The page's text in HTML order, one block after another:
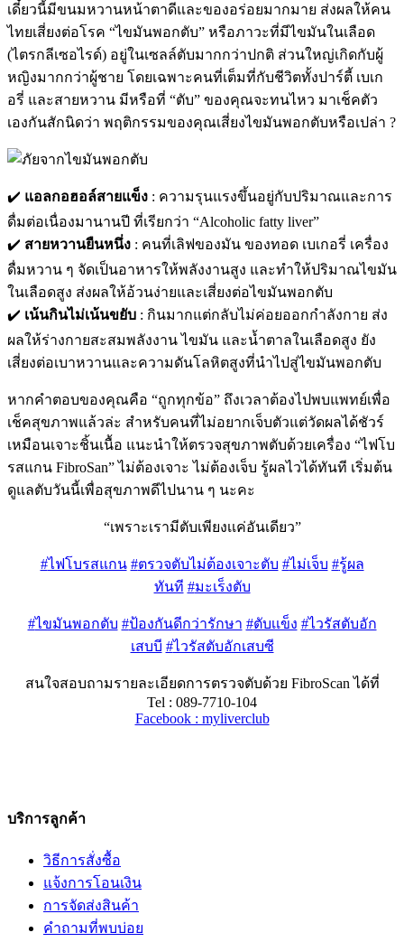
เดี๋ยวนี้มีขนมหวานหน้าตาดีและของอร่อยมากมาย ส่งผลให้คน
ไทยเสี่ยงต่อโรค “ไขมันพอกตับ” หรือภาวะที่มีไขมันในเลือด
(ไตรกลีเซอไรด์) อยู่ในเซลล์ตับมากกว่าปกติ ส่วนใหญ่เกิดกับผู้
หญิงมากกว่าผู้ชาย โดยเฉพาะคนที่เต็มที่กับชีวิตทั้งปาร์ตี้ เบเก
อรี่ และสายหวาน มีหรือที่ “ตับ” ของคุณจะทนไหว มาเช็คตัว
เองกันสักนิดว่า พฤติกรรมของคุณเสี่ยงไขมันพอกตับหรือเปล่า ?
✔️ แอลกอฮอล์สายแข็ง : ความรุนแรงขึ้นอยู่กับปริมาณและการ
ดื่มต่อเนื่องมานานปี ที่เรียกว่า “Alcoholic fatty liver”
✔️ สายหวานยืนหนึ่ง : คนที่เลิฟของมัน ของทอด เบเกอรี่ เครื่อง
ดื่มหวาน ๆ จัดเป็นอาหารให้พลังงานสูง และทำให้ปริมาณไขมัน
ในเลือดสูง ส่งผลให้อ้วนง่ายและเสี่ยงต่อไขมันพอกตับ
✔️ เน้นกินไม่เน้นขยับ : กินมากแต่กลับไม่ค่อยออกกำลังกาย ส่ง
ผลให้ร่างกายสะสมพลังงาน ไขมัน และน้ำตาลในเลือดสูง ยัง
เสี่ยงต่อเบาหวานและความดันโลหิตสูงที่นำไปสู่ไขมันพอกตับ
หากคำตอบของคุณคือ “ถูกทุกข้อ” ถึงเวลาต้องไปพบแพทย์เพื่อ
เช็คสุขภาพแล้วล่ะ สำหรับคนที่ไม่อยากเจ็บตัวแต่วัดผลได้ชัวร์
เหมือนเจาะชิ้นเนื้อ แนะนำให้ตรวจสุขภาพตับด้วยเครื่อง “ไฟโบ
รสแกน FibroSan” ไม่ต้องเจาะ ไม่ต้องเจ็บ รู้ผลไวได้ทันที เริ่มต้น
ดูแลตับวันนี้เพื่อสุขภาพดีไปนาน ๆ นะคะ
“เพราะเรามีตับเพียงเเค่อันเดียว”
#ไฟโบรสแกน #ตรวจตับไม่ต้องเจาะตับ #ไม่เจ็บ #รู้ผล
ทันที #มะเร็งตับ
#ไขมันพอกตับ #ป้องกันดีกว่ารักษา #ตับเเข็ง #ไวรัสตับอัก
เสบบี #ไวรัสตับอักเสบซี
สนใจสอบถามรายละเอียดการตรวจตับด้วย FibroScan ได้ที่
Tel : 089-7710-104
Facebook : myliverclub
บริการลูกค้า
วิธีการสั่งซื้อ
แจ้งการโอนเงิน
การจัดส่งสินค้า
คำถามที่พบบ่อย